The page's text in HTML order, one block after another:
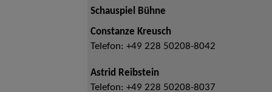
Schauspiel Bühne
Constanze Kreusch
Telefon: +49 228 50208-8042
Astrid Reibstein
Telefon: +49 228 50208-8037